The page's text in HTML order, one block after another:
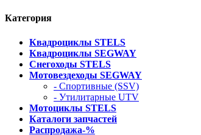
Категория
Квадроциклы STELS
Квадроциклы SEGWAY
Снегоходы STELS
Мотовездеходы SEGWAY
- Спортивные (SSV)
- Утилитарные UTV
Мотоциклы STELS
Каталоги запчастей
Распродажа-%